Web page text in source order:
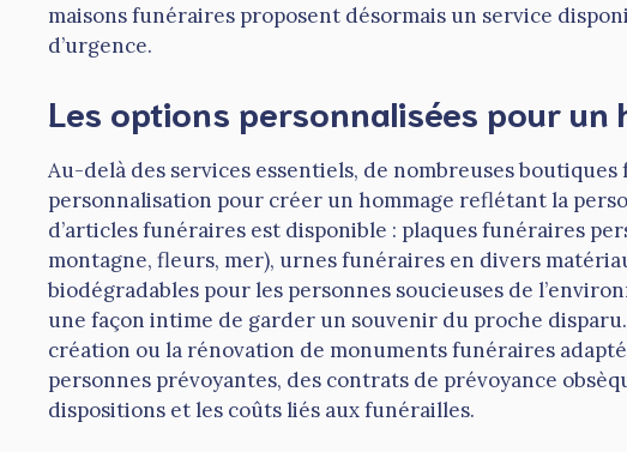
maisons funéraires proposent désormais un service
d’urgence.
Les options personnalisées pour un
Au-delà des services essentiels, de nombreuses
personnalisation pour créer un hommage reflétant la
d’articles funéraires est disponible : plaques funéraires
montagne, fleurs, mer), urnes funéraires en divers
biodégradables pour les personnes soucieuses de
une façon intime de garder un souvenir du proche
création ou la rénovation de monuments funéraires
personnes prévoyantes, des contrats de prévoyance
dispositions et les coûts liés aux funérailles.